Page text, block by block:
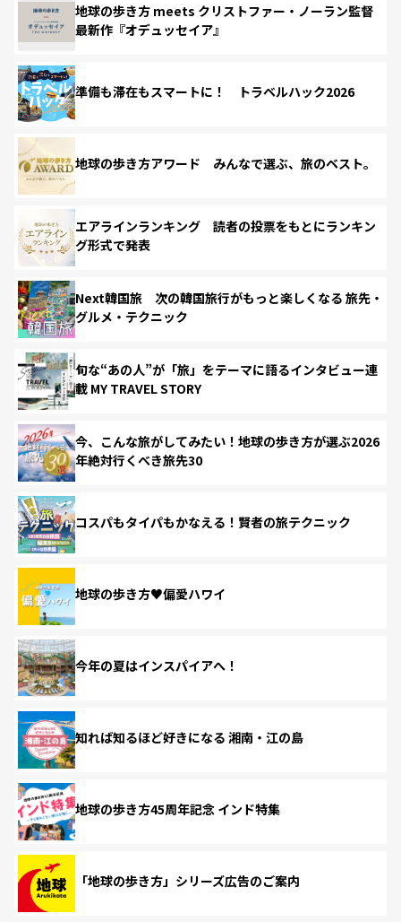
地球の歩き方 meets クリストファー・ノーラン監督
最新作『オデュッセイア』
準備も滞在もスマートに！ トラベルハック2026
地球の歩き方アワード みんなで選ぶ、旅のベスト。
エアラインランキング 読者の投票をもとにランキン
グ形式で発表
Next韓国旅 次の韓国旅行がもっと楽しくなる 旅先・
グルメ・テクニック
旬な“あの人”が「旅」をテーマに語るインタビュー連
載 MY TRAVEL STORY
今、こんな旅がしてみたい！地球の歩き方が選ぶ2026
年絶対行くべき旅先30
コスパもタイパもかなえる！賢者の旅テクニック
地球の歩き方♥偏愛ハワイ
今年の夏はインスパイアへ！
知れば知るほど好きになる 湘南・江の島
地球の歩き方45周年記念 インド特集
「地球の歩き方」シリーズ広告のご案内